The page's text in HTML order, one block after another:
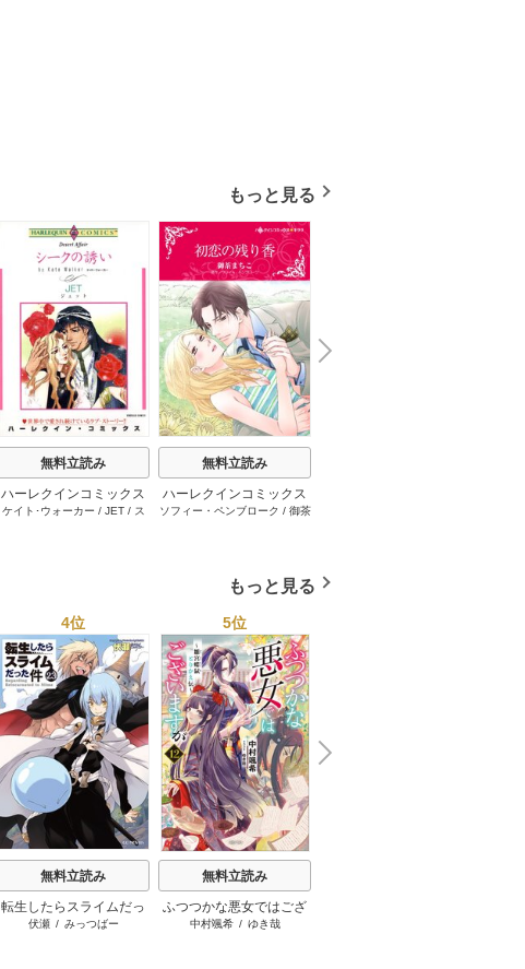
もっと見る
無料立読み
ハーレクインコミックス
セット 2026年 vol.1001
ケイト･ウォーカー / JET/ ス
無料立読み
ハーレクインコミックス
セット 2026年 vol.1062
ソフィー・ペンブローク / 御茶
一ノ関りん子
N
e
x
t
もっと見る
4位
無料立読み
転生したらスライムだっ
た件
伏瀬/ みっつばー
5位
無料立読み
ふつつかな悪女ではござ
いますが
中村颯希/ ゆき哉
N
e
x
t